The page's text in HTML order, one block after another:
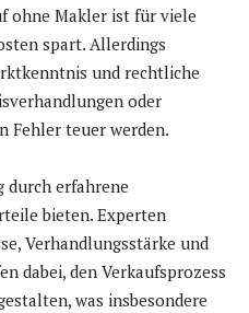
ohne Makler ist für viele
spart. Allerdings
und rechtliche
oder
Fehler teuer werden.
durch erfahrene
bieten. Experten
Verhandlungsstärke und
dabei, den Verkaufsprozess
was insbesondere